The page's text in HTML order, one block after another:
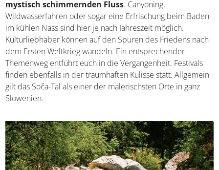
mystisch schimmernden Fluss. Canyoning,
Wildwasserfahren oder sogar eine Erfrischung beim Baden
im kühlen Nass sind hier je nach Jahreszeit möglich.
Kulturliebhaber können auf den Spuren des Friedens nach
dem Ersten Weltkrieg wandeln. Ein entsprechender
Themenweg entführt euch in die Vergangenheit. Festivals
finden ebenfalls in der traumhaften Kulisse statt. Allgemein
gilt das Soča-Tal als einer der malerischsten Orte in ganz
Slowenien.